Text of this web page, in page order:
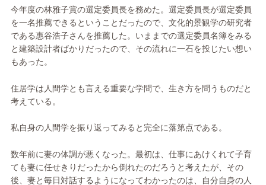
今年度の林雅子賞の選定委員長を務めた。選定委員長が選定委員
を一名推薦できるということだったので、文化的景観学の研究者
である惠谷浩子さんを推薦した。いままでの選定委員名簿をみる
と建築設計者ばかりだったので、その流れに一石を投じたい想い
もあった。
住居学は人間学とも言える重要な学問で、生き方を問うものだと
考えている。
私自身の人間学を振り返ってみると完全に落第点である。
数年前に妻の体調が悪くなった。最初は、仕事にあけくれて子育
ても妻に任せきりだったから倒れたのだろうと考えたが、その
後、妻と毎日対話するようになってわかったのは、自分自身の人